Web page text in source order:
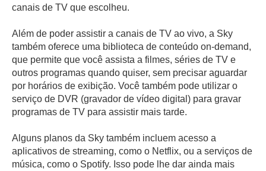
canais de TV que escolheu.
Além de poder assistir a canais de TV ao vivo, a Sky
também oferece uma biblioteca de conteúdo on-demand,
que permite que você assista a filmes, séries de TV e
outros programas quando quiser, sem precisar aguardar
por horários de exibição. Você também pode utilizar o
serviço de DVR (gravador de vídeo digital) para gravar
programas de TV para assistir mais tarde.
Alguns planos da Sky também incluem acesso a
aplicativos de streaming, como o Netflix, ou a serviços de
música, como o Spotify. Isso pode lhe dar ainda mais